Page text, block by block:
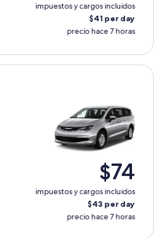
impuestos y cargos incluidos
$41 per day
precio hace 7 horas
$74
impuestos y cargos incluidos
$43 per day
precio hace 7 horas